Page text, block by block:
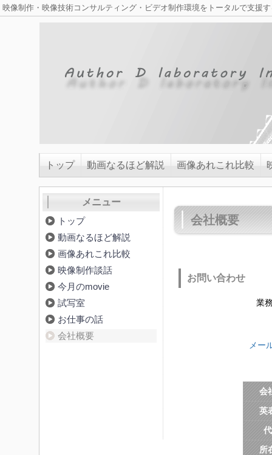
映像制作・映像技術コンサルティング・ビデオ制作環境をトータルで支援
トップ 動画なるほど解説 画像あれこれ比較
会社概要
お問い合わせ
業
メー
会
英
所
メニュー
トップ
動画なるほど解説
画像あれこれ比較
映像制作談話
今月のmovie
試写室
お仕事の話
会社概要